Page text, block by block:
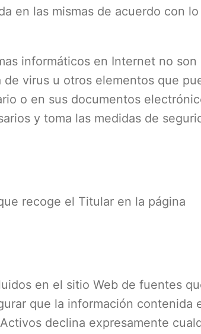
en las mismas de acuerdo con lo
informáticos en Internet no son
virus u otros elementos que
o en sus documentos
y toma las medidas de
recoge el Titular en la página
en el sitio Web de fuentes
que la información contenida
declina expresamente